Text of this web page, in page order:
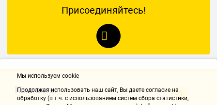
Присоединяйтесь!
Контакты
Мы используем cookie
Продолжая использовать наш cайт, Вы даете согласие на
обработку (в т.ч. с использованием систем сбора статистики,